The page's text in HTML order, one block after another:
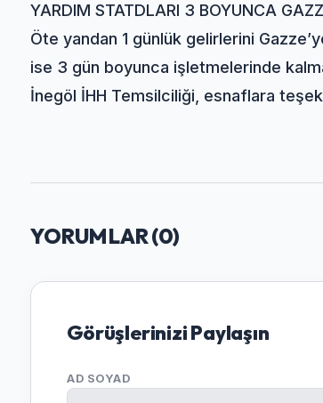
YARDIM STATDLARI 3 BOYUNCA
Öte yandan 1 günlük gelirlerini
ise 3 gün boyunca işletmelerinde
İnegöl İHH Temsilciliği, esnaflara
YORUMLAR (0)
Görüşlerinizi Paylaşın
AD SOYAD